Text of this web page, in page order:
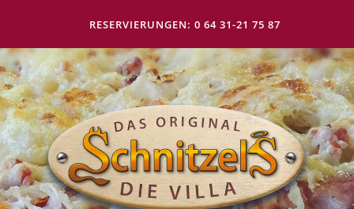
RESERVIERUNGEN: 0 64 31-21 75 87